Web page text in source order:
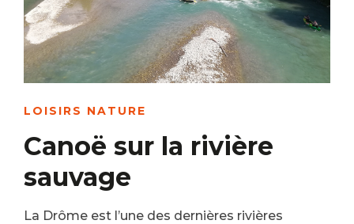
LOISIRS NATURE
Canoë sur la rivière
sauvage
La Drôme est l’une des dernières rivières